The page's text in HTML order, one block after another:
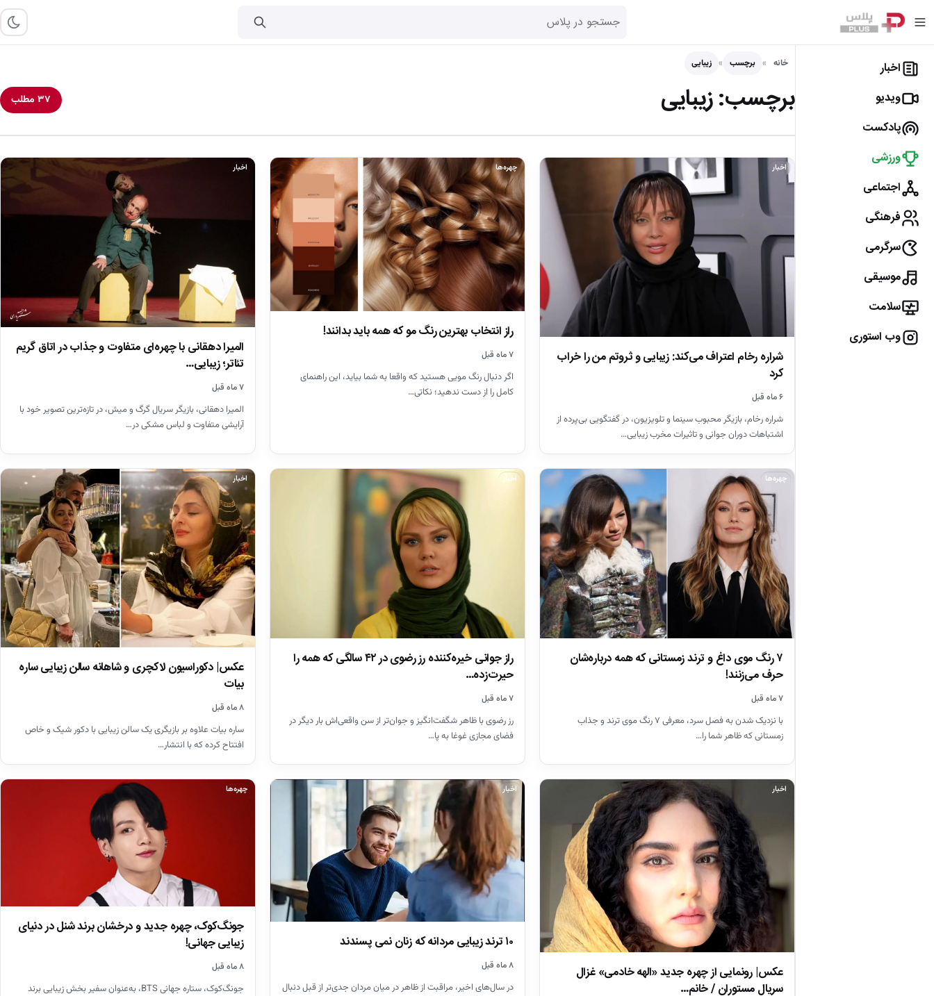
اخبار
ویدیو
پادکست
ورزشی
اجتماعی
فرهنگی
سرگرمی
موسیقی
سلامت
وب استوری
خانه برچسب زیبایی
برچسب:زیبایی ۳۷ مطلب
اخبار
شراره رخام اعتراف می‌کند: زیبایی و ثروتم من را خراب
کرد
۶ ماه قبل
شراره رخام، بازیگر محبوب سینما و تلویزیون، در گفتگویی بی‌پرده از
اشتباهات دوران جوانی و تاثیرات مخرب زیبایی…
چهره‌ها
راز انتخاب بهترین رنگ مو که همه باید بدانند!
۷ ماه قبل
اگر دنبال رنگ مویی هستید که واقعا به شما بیاید، این راهنمای
کامل را از دست ندهید؛ نکاتی…
اخبار
المیرا دهقانی با چهره‌ای متفاوت و جذاب در اتاق گریم
تئاتر؛ زیبایی…
۷ ماه قبل
المیرا دهقانی، بازیگر سریال گرگ و میش، در تازه‌ترین تصویر خود با
آرایشی متفاوت و لباس مشکی در…
چهره‌ها
۷ رنگ موی داغ و ترند زمستانی که همه درباره‌شان
حرف می‌زنند!
۷ ماه قبل
با نزدیک شدن به فصل سرد، معرفی ۷ رنگ موی ترند و جذاب
زمستانی که ظاهر شما را…
اخبار
راز جوانی خیره‌کننده رز رضوی در ۴۲ سالگی که همه را
حیرت‌زده…
۷ ماه قبل
رز رضوی با ظاهر شگفت‌انگیز و جوان‌تر از سن واقعی‌اش بار دیگر در
فضای مجازی غوغا به پا…
اخبار
عکس| دکوراسیون لاکچری و شاهانه سالن زیبایی ساره
بیات
۸ ماه قبل
ساره بیات علاوه بر بازیگری یک سالن زیبایی با دکور شیک و خاص
افتتاح کرده که با انتشار…
اخبار
عکس| رونمایی از چهره جدید «الهه خادمی» غزال
سریال مستوران / خانم…
اخبار
۱۰ ترند زیبایی مردانه که زنان نمی پسندند
۸ ماه قبل
در سال‌های اخیر، مراقبت از ظاهر در میان مردان جدی‌تر از قبل دنبال
چهره‌ها
جونگ‌کوک، چهره جدید و درخشان برند شنل در دنیای
زیبایی جهانی!
۸ ماه قبل
جونگ‌کوک، ستاره جهانی BTS، به‌عنوان سفیر بخش زیبایی برند